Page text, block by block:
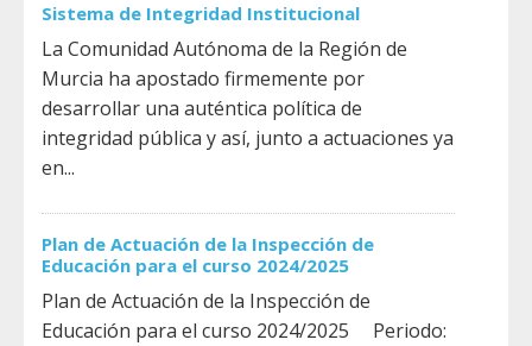
Sistema de Integridad Institucional
La Comunidad Autónoma de la Región de
Murcia ha apostado firmemente por
desarrollar una auténtica política de
integridad pública y así, junto a actuaciones ya
en...
Plan de Actuación de la Inspección de
Educación para el curso 2024/2025
Plan de Actuación de la Inspección de
Educación para el curso 2024/2025 Periodo: